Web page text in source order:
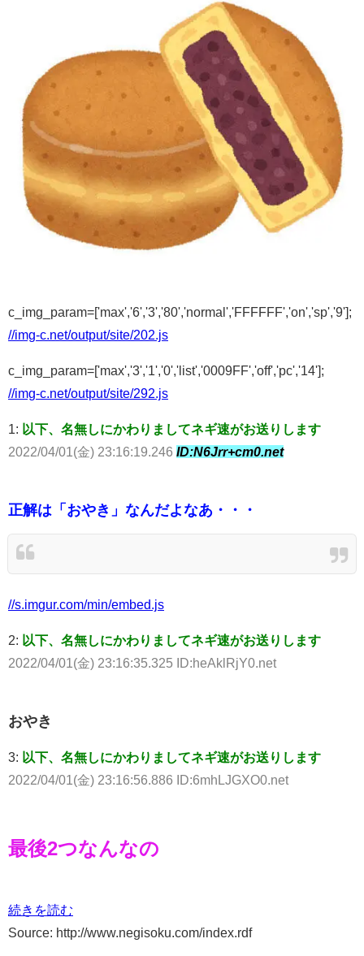
c_img_param=['max','6','3','80','normal','FFFFFF','on','sp','9'];
//img-c.net/output/site/202.js
c_img_param=['max','3','1','0','list','0009FF','off','pc','14'];
//img-c.net/output/site/292.js
1: 以下、名無しにかわりましてネギ速がお送りします
2022/04/01(金) 23:16:19.246 ID:N6Jrr+cm0.net
正解は「おやき」なんだよなあ・・・
//s.imgur.com/min/embed.js
2: 以下、名無しにかわりましてネギ速がお送りします
2022/04/01(金) 23:16:35.325 ID:heAklRjY0.net
おやき
3: 以下、名無しにかわりましてネギ速がお送りします
2022/04/01(金) 23:16:56.886 ID:6mhLJGXO0.net
最後2つなんなの
続きを読む
Source: http://www.negisoku.com/index.rdf